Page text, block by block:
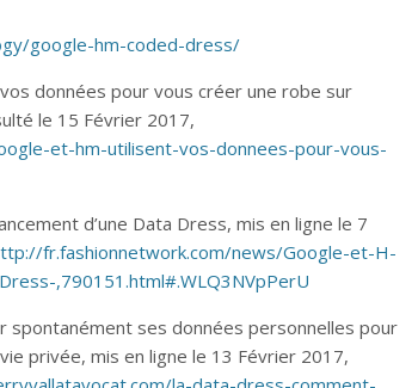
google-hm-coded-dress/
données pour vous créer une robe sur
le 15 Février 2017,
et-hm-utilisent-vos-donnees-pour-vous-
d’une Data Dress, mis en ligne le 7
fr.fashionnetwork.com/news/Google-et-H-
,790151.html#.WLQ3NVpPerU
spontanément ses données personnelles pour
privée, mis en ligne le 13 Février 2017,